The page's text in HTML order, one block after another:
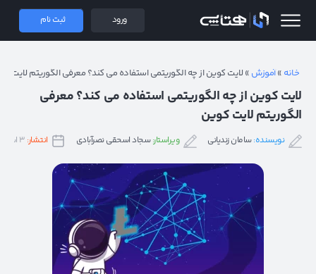
همتاپی ورود ثبت نام
خانه »آموزش » لایت کوین از چه الگوریتمی استفاده می‌ کند؟ معرفی الگوریتم لایت
لایت کوین از چه الگوریتمی استفاده می‌ کند؟ معرفی
الگوریتم لایت کوین
نویسنده:سامان زندیانی ویراستار: سجاد اسحقی نصرآبادی انتشار: